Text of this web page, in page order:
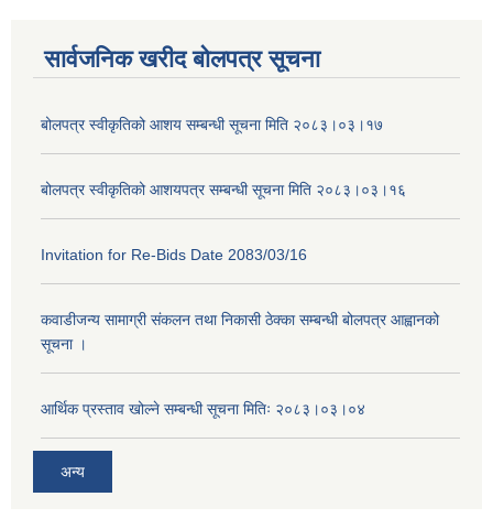
सार्वजनिक खरीद बोलपत्र सूचना
बोलपत्र स्वीकृतिको आशय सम्बन्धी सूचना मिति २०८३।०३।१७
बोलपत्र स्वीकृतिको आशयपत्र सम्बन्धी सूचना मिति २०८३।०३।१६
Invitation for Re-Bids Date 2083/03/16
कवाडीजन्य सामाग्री संकलन तथा निकासी ठेक्का सम्बन्धी बोलपत्र आह्वानको
सूचना ।
आर्थिक प्रस्ताव खोल्ने सम्बन्धी सूचना मितिः २०८३।०३।०४
अन्य